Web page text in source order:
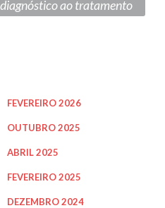
ao tratamento
FEVEREIRO 2026
OUTUBRO 2025
ABRIL 2025
FEVEREIRO 2025
DEZEMBRO 2024